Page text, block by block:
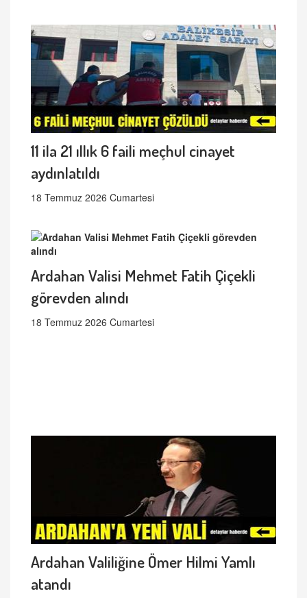
11 ila 21 ıllık 6 faili meçhul cinayet
aydınlatıldı
18 Temmuz 2026 Cumartesi
Ardahan Valisi Mehmet Fatih Çiçekli
görevden alındı
18 Temmuz 2026 Cumartesi
Ardahan Valiliğine Ömer Hilmi Yamlı
atandı